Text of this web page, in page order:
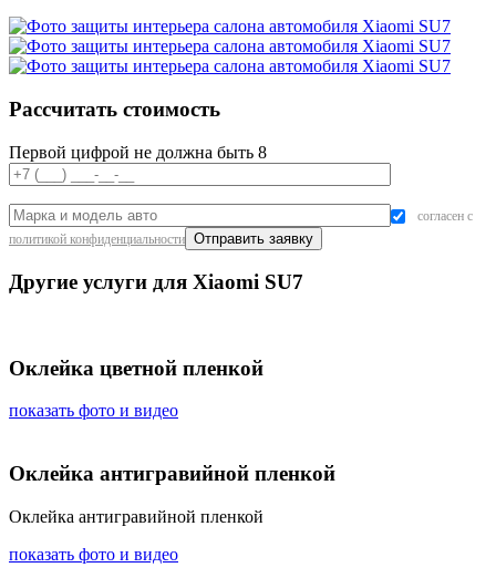
Рассчитать стоимость
Первой цифрой не должна быть 8
согласен с
политикой конфиденциальности
Другие услуги для Xiaomi SU7
Оклейка цветной пленкой
показать фото и видео
Оклейка антигравийной пленкой
Оклейка антигравийной пленкой
показать фото и видео